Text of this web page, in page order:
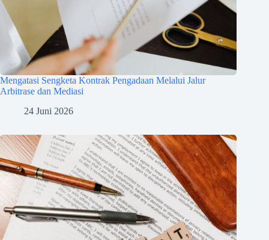
Mengatasi Sengketa Kontrak Pengadaan Melalui Jalur
Arbitrase dan Mediasi
24 Juni 2026